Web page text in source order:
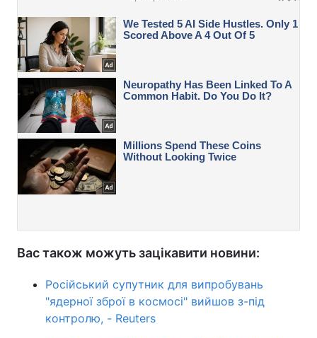
Вас також можуть зацікавити новини:
Російський супутник для випробувань
"ядерної зброї в космосі" вийшов з-під
контролю, - Reuters